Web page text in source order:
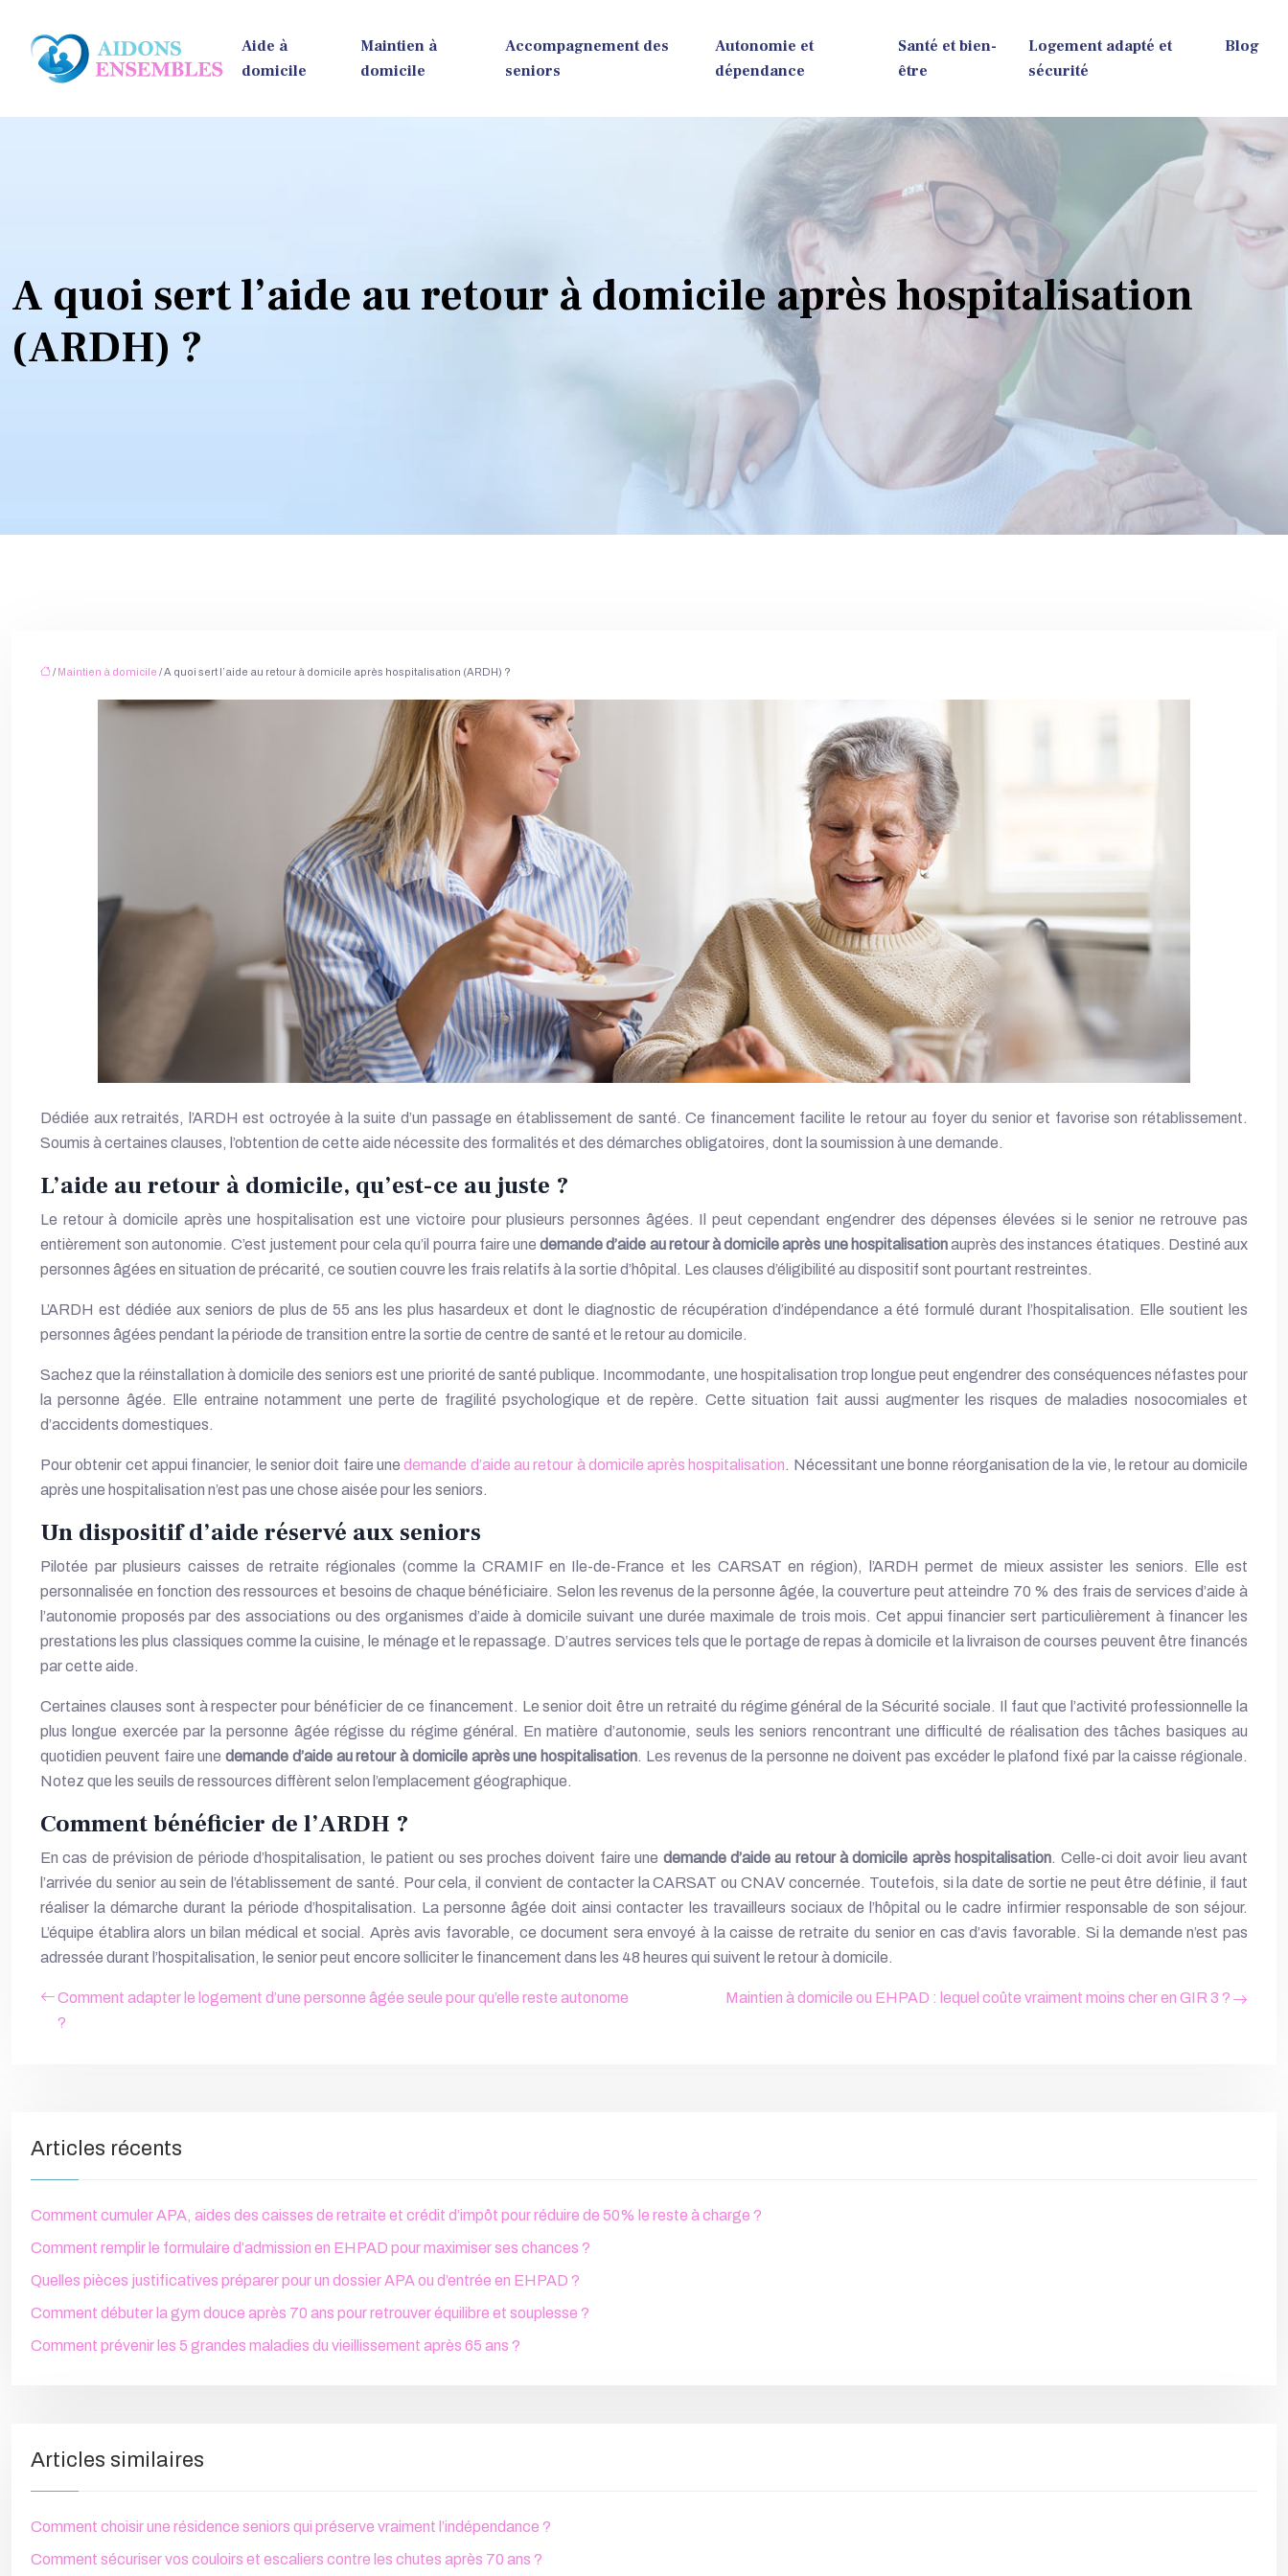
Aide à
domicile
Maintien à
domicile
Accompagnement des
seniors
Autonomie et
dépendance
Santé et bien-
être
Logement adapté et
sécurité
Blog
A quoi sert l’aide au retour à domicile après hospitalisation
(ARDH) ?
/ Maintien à domicile / A quoi sert l’aide au retour à domicile après hospitalisation (ARDH) ?
Dédiée aux retraités, l’ARDH est octroyée à la suite d’un passage en établissement de santé. Ce financement facilite le retour au foyer du senior et favorise son rétablissement.
Soumis à certaines clauses, l’obtention de cette aide nécessite des formalités et des démarches obligatoires, dont la soumission à une demande.
L’aide au retour à domicile, qu’est-ce au juste ?
Le retour à domicile après une hospitalisation est une victoire pour plusieurs personnes âgées. Il peut cependant engendrer des dépenses élevées si le senior ne retrouve pas
entièrement son autonomie. C’est justement pour cela qu’il pourra faire unedemande d’aide au retour à domicile après une hospitalisationauprès des instances étatiques. Destiné aux
personnes âgées en situation de précarité, ce soutien couvre les frais relatifs à la sortie d’hôpital. Les clauses d’éligibilité au dispositif sont pourtant restreintes.
L’ARDH est dédiée aux seniors de plus de 55 ans les plus hasardeux et dont le diagnostic de récupération d’indépendance a été formulé durant l’hospitalisation. Elle soutient les
personnes âgées pendant la période de transition entre la sortie de centre de santé et le retour au domicile.
Sachez que la réinstallation à domicile des seniors est une priorité de santé publique. Incommodante, une hospitalisation trop longue peut engendrer des conséquences néfastes pour
la personne âgée. Elle entraine notamment une perte de fragilité psychologique et de repère. Cette situation fait aussi augmenter les risques de maladies nosocomiales et
d’accidents domestiques.
Pour obtenir cet appui financier, le senior doit faire unedemande d’aide au retour à domicile après hospitalisation. Nécessitant une bonne réorganisation de la vie, le retour au domicile
après une hospitalisation n’est pas une chose aisée pour les seniors.
Un dispositif d’aide réservé aux seniors
Pilotée par plusieurs caisses de retraite régionales (comme la CRAMIF en Ile-de-France et les CARSAT en région), l’ARDH permet de mieux assister les seniors. Elle est
personnalisée en fonction des ressources et besoins de chaque bénéficiaire. Selon les revenus de la personne âgée, la couverture peut atteindre 70 % des frais de services d’aide à
l’autonomie proposés par des associations ou des organismes d’aide à domicile suivant une durée maximale de trois mois. Cet appui financier sert particulièrement à financer les
prestations les plus classiques comme la cuisine, le ménage et le repassage. D’autres services tels que le portage de repas à domicile et la livraison de courses peuvent être financés
par cette aide.
Certaines clauses sont à respecter pour bénéficier de ce financement. Le senior doit être un retraité du régime général de la Sécurité sociale. Il faut que l’activité professionnelle la
plus longue exercée par la personne âgée régisse du régime général. En matière d’autonomie, seuls les seniors rencontrant une difficulté de réalisation des tâches basiques au
quotidien peuvent faire une demande d’aide au retour à domicile après une hospitalisation. Les revenus de la personne ne doivent pas excéder le plafond fixé par la caisse régionale.
Notez que les seuils de ressources diffèrent selon l’emplacement géographique.
Comment bénéficier de l’ARDH ?
En cas de prévision de période d’hospitalisation, le patient ou ses proches doivent faire une demande d’aide au retour à domicile après hospitalisation. Celle-ci doit avoir lieu avant
l’arrivée du senior au sein de l’établissement de santé. Pour cela, il convient de contacter la CARSAT ou CNAV concernée. Toutefois, si la date de sortie ne peut être définie, il faut
réaliser la démarche durant la période d’hospitalisation. La personne âgée doit ainsi contacter les travailleurs sociaux de l’hôpital ou le cadre infirmier responsable de son séjour.
L’équipe établira alors un bilan médical et social. Après avis favorable, ce document sera envoyé à la caisse de retraite du senior en cas d’avis favorable. Si la demande n’est pas
adressée durant l’hospitalisation, le senior peut encore solliciter le financement dans les 48 heures qui suivent le retour à domicile.
Comment adapter le logement d’une personne âgée seule pour qu’elle reste autonome
?
Maintien à domicile ou EHPAD : lequel coûte vraiment moins cher en GIR 3 ?
Articles récents
Comment cumuler APA, aides des caisses de retraite et crédit d’impôt pour réduire de 50% le reste à charge ?
Comment remplir le formulaire d’admission en EHPAD pour maximiser ses chances ?
Quelles pièces justificatives préparer pour un dossier APA ou d’entrée en EHPAD ?
Comment débuter la gym douce après 70 ans pour retrouver équilibre et souplesse ?
Comment prévenir les 5 grandes maladies du vieillissement après 65 ans ?
Articles similaires
Comment choisir une résidence seniors qui préserve vraiment l’indépendance ?
Comment sécuriser vos couloirs et escaliers contre les chutes après 70 ans ?